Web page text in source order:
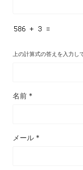
上の計算式の答えを入力し
名前 *
メール *